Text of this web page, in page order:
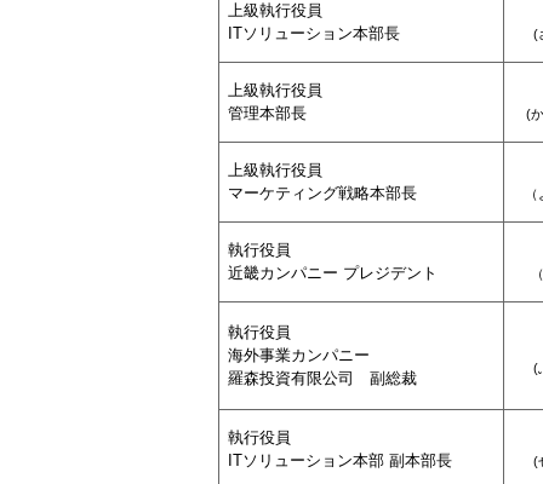
上級執行役員
ITソリューション本部長
(
上級執行役員
管理本部長
(
上級執行役員
マーケティング戦略本部長
（
執行役員
近畿カンパニー プレジデント
（
執行役員
海外事業カンパニー
羅森投資有限公司 副総裁
(
執行役員
ITソリューション本部 副本部長
(